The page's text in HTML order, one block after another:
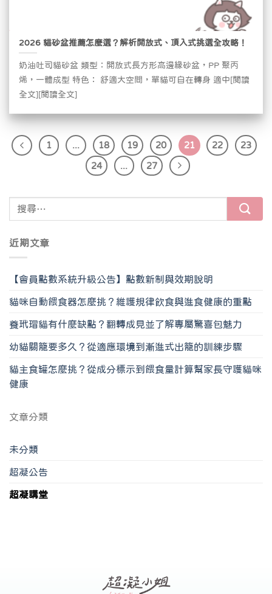
2026 貓砂盆推薦怎麼選？解析開放式、頂入式挑選全攻略！
奶油吐司貓砂盆 類型：開放式長方形高邊緣砂盆，PP 聚丙
烯，一體成型 特色： 舒適大空間，單貓可自在轉身 適中[閱讀
全文][閱讀全文]
1 ... 18 19 20 21 22 23
24 27
近期文章
【會員點數系統升級公告】點數新制與效期說明
貓咪自動餵食器怎麼挑？維護規律飲食與進食健康的重點
養玳瑁貓有什麼缺點？翻轉成見並了解專屬驚喜包魅力
幼貓關籠要多久？從適應環境到漸進式出籠的訓練步驟
貓主食罐怎麼挑？從成分標示到餵食量計算幫家長守護貓咪
健康
文章分類
未分類
超凝公告
超凝講堂